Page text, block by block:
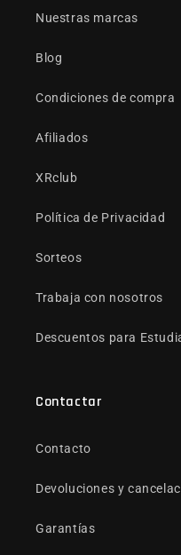
Nuestras marcas
Blog
Condiciones de compra
Afiliados
XRclub
Política de Privacidad
Sorteos
Trabaja con nosotros
Descuentos para
Contactar
Contacto
Devoluciones y
Garantías